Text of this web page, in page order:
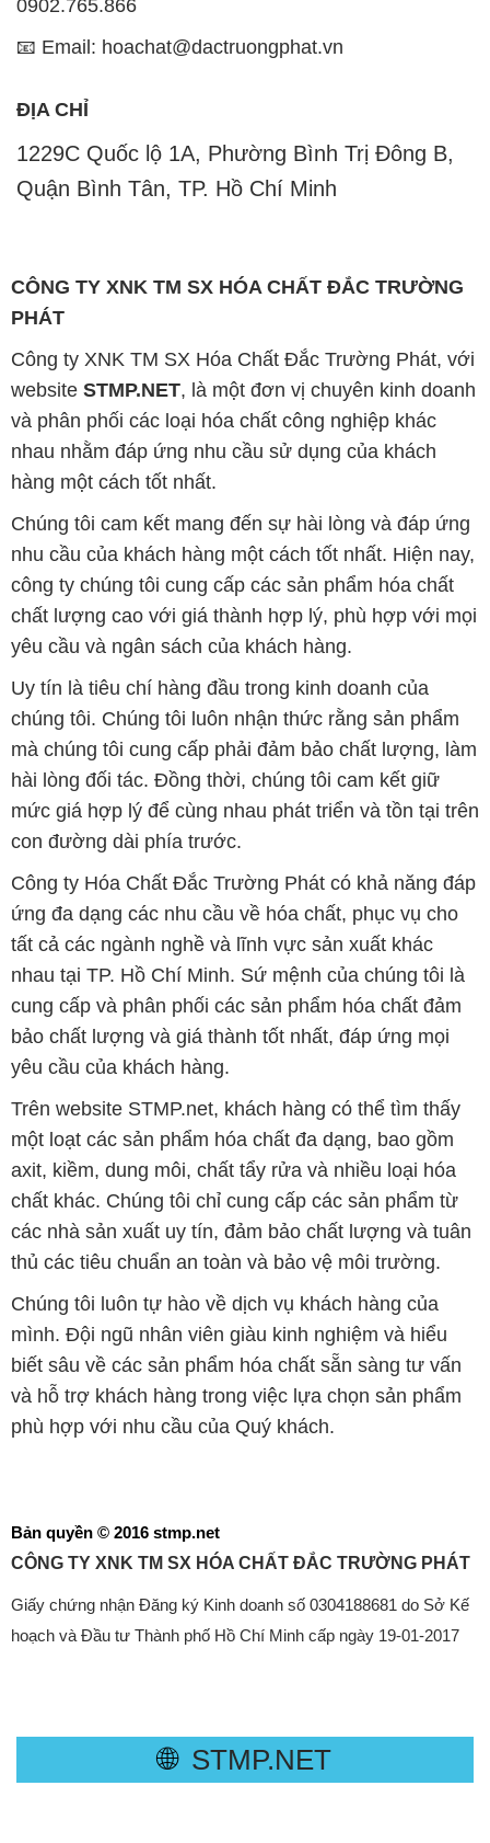
0902.765.866
📧 Email: hoachat@dactruongphat.vn
ĐỊA CHỈ
1229C Quốc lộ 1A, Phường Bình Trị Đông B,
Quận Bình Tân, TP. Hồ Chí Minh
CÔNG TY XNK TM SX HÓA CHẤT ĐẮC TRƯỜNG
PHÁT
Công ty XNK TM SX Hóa Chất Đắc Trường Phát, với
website STMP.NET, là một đơn vị chuyên kinh doanh
và phân phối các loại hóa chất công nghiệp khác
nhau nhằm đáp ứng nhu cầu sử dụng của khách
hàng một cách tốt nhất.
Chúng tôi cam kết mang đến sự hài lòng và đáp ứng
nhu cầu của khách hàng một cách tốt nhất. Hiện nay,
công ty chúng tôi cung cấp các sản phẩm hóa chất
chất lượng cao với giá thành hợp lý, phù hợp với mọi
yêu cầu và ngân sách của khách hàng.
Uy tín là tiêu chí hàng đầu trong kinh doanh của
chúng tôi. Chúng tôi luôn nhận thức rằng sản phẩm
mà chúng tôi cung cấp phải đảm bảo chất lượng, làm
hài lòng đối tác. Đồng thời, chúng tôi cam kết giữ
mức giá hợp lý để cùng nhau phát triển và tồn tại trên
con đường dài phía trước.
Công ty Hóa Chất Đắc Trường Phát có khả năng đáp
ứng đa dạng các nhu cầu về hóa chất, phục vụ cho
tất cả các ngành nghề và lĩnh vực sản xuất khác
nhau tại TP. Hồ Chí Minh. Sứ mệnh của chúng tôi là
cung cấp và phân phối các sản phẩm hóa chất đảm
bảo chất lượng và giá thành tốt nhất, đáp ứng mọi
yêu cầu của khách hàng.
Trên website STMP.net, khách hàng có thể tìm thấy
một loạt các sản phẩm hóa chất đa dạng, bao gồm
axit, kiềm, dung môi, chất tẩy rửa và nhiều loại hóa
chất khác. Chúng tôi chỉ cung cấp các sản phẩm từ
các nhà sản xuất uy tín, đảm bảo chất lượng và tuân
thủ các tiêu chuẩn an toàn và bảo vệ môi trường.
Chúng tôi luôn tự hào về dịch vụ khách hàng của
mình. Đội ngũ nhân viên giàu kinh nghiệm và hiểu
biết sâu về các sản phẩm hóa chất sẵn sàng tư vấn
và hỗ trợ khách hàng trong việc lựa chọn sản phẩm
phù hợp với nhu cầu của Quý khách.
Bản quyền © 2016 stmp.net
CÔNG TY XNK TM SX HÓA CHẤT ĐẮC TRƯỜNG PHÁT
Giấy chứng nhận Đăng ký Kinh doanh số 0304188681 do Sở Kế
hoạch và Đầu tư Thành phố Hồ Chí Minh cấp ngày 19-01-2017
🌐 STMP.NET